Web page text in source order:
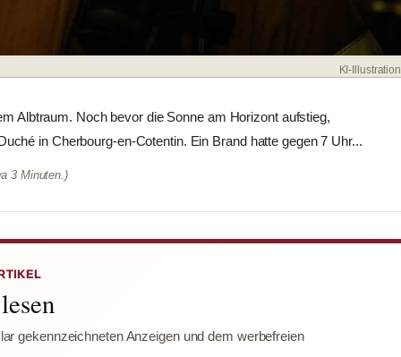
KI-Illustration
Albtraum. Noch bevor die Sonne am Horizont aufstieg,
in Cherbourg-en-Cotentin. Ein Brand hatte gegen 7 Uhr...
3 Minuten.)
gekennzeichneten Anzeigen und dem werbefreien